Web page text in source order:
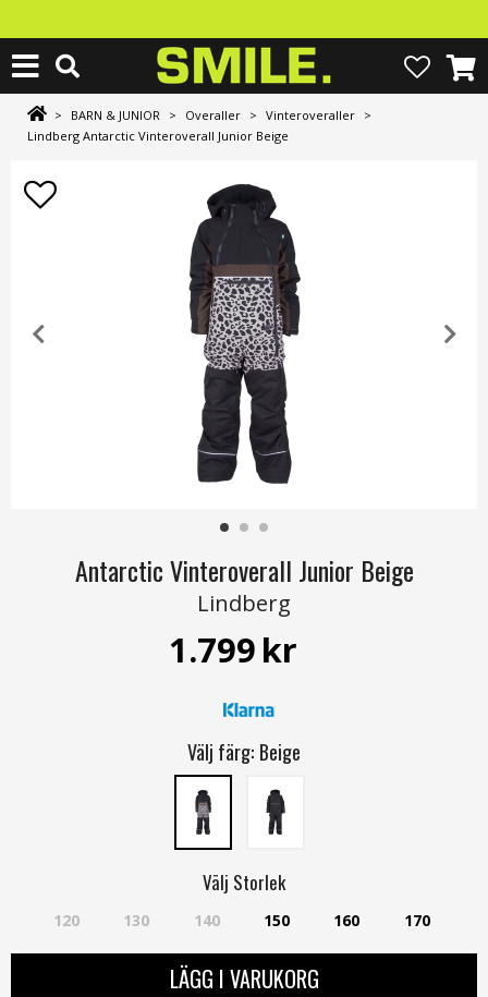
> BARN & JUNIOR > Overaller > Vinteroveraller >
Lindberg Antarctic Vinteroverall Junior Beige
Antarctic Vinteroverall Junior Beige
Lindberg
1.799kr
Välj färg: Beige
Välj Storlek
120 130 140 150 160 170
LÄGG I VARUKORG